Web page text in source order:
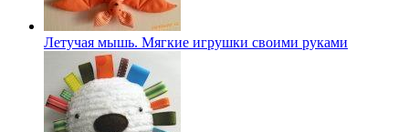
Летучая мышь. Мягкие игрушки своими руками